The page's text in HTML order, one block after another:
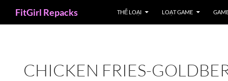
FitGirl Repacks THỂ LOẠI LOẠT GAME
CHICKEN FRIES-